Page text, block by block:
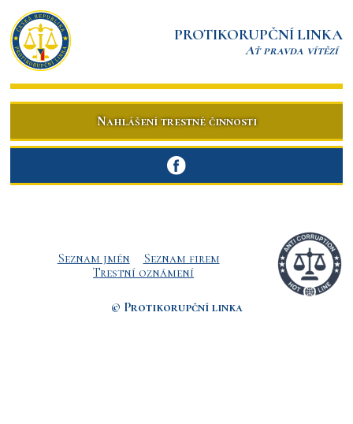
PROTIKORUPČNÍ LINKA
Ať pravda vítězí
Nahlášení trestné činnosti
Seznam jmén
Seznam firem
Trestní oznámení
© Protikorupční linka